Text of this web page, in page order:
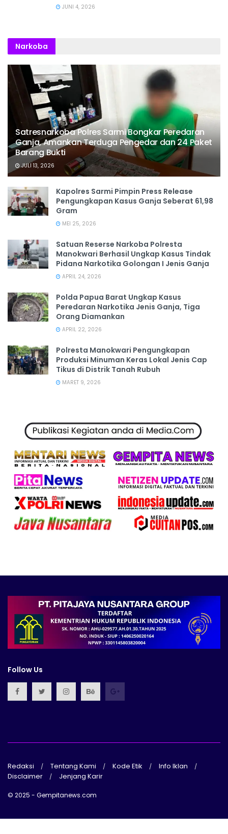
JUNI 4, 2026
Narkoba
Satresnarkoba Polres Sarmi Bongkar Peredaran
Ganja, Amankan Terduga Pengedar dan 24 Paket
Barang Bukti
JULI 13, 2026
Kapolres Sarmi Pimpin Press Release
Pengungkapan Kasus Ganja Seberat 61,98
Gram
MEI 25, 2026
Satuan Reserse Narkoba Polresta
Manokwari Berhasil Ungkap Kasus Tindak
Pidana Narkotika Golongan I Jenis Ganja
APRIL 24, 2026
Polda Papua Barat Ungkap Kasus
Peredaran Narkotika Jenis Ganja, Tiga
Orang Diamankan
APRIL 22, 2026
Polresta Manokwari Pengungkapan
Produksi Minuman Keras Lokal Jenis Cap
Tikus di Distrik Tanah Rubuh
MARET 9, 2026
Follow Us
Redaksi Tentang Kami Kode Etik
Info Iklan
Disclaimer
Jenjang Karir
© 2025 - Gempitanews.com